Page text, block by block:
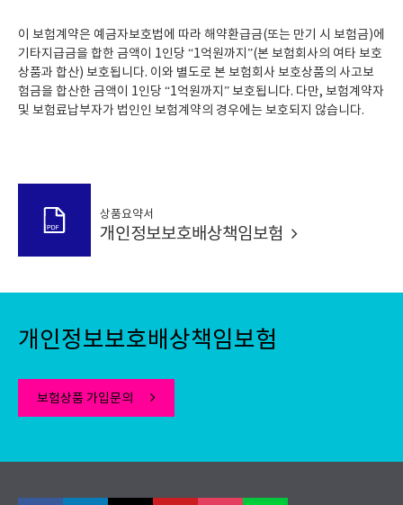
이 보험계약은 예금자보호법에 따라 해약환급금(또는 만기 시 보험금)에
기타지급금을 합한 금액이 1인당 “1억원까지”(본 보험회사의 여타 보호
상품과 합산) 보호됩니다. 이와 별도로 본 보험회사 보호상품의 사고보
험금을 합산한 금액이 1인당 “1억원까지” 보호됩니다. 다만, 보험계약자
및 보험료납부자가 법인인 보험계약의 경우에는 보호되지 않습니다.
상품요약서
개인정보보호배상책임보험
개인정보보호배상책임보험
보험상품 가입문의